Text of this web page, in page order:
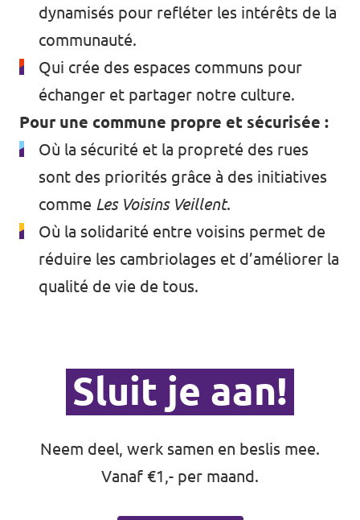
dynamisés pour refléter les intérêts de la
communauté.
Qui crée des espaces communs pour
échanger et partager notre culture.
Pour une commune propre et sécurisée :
Où la sécurité et la propreté des rues
sont des priorités grâce à des initiatives
comme Les Voisins Veillent.
Où la solidarité entre voisins permet de
réduire les cambriolages et d’améliorer la
qualité de vie de tous.
Sluit je aan!
Neem deel, werk samen en beslis mee.
Vanaf €1,- per maand.